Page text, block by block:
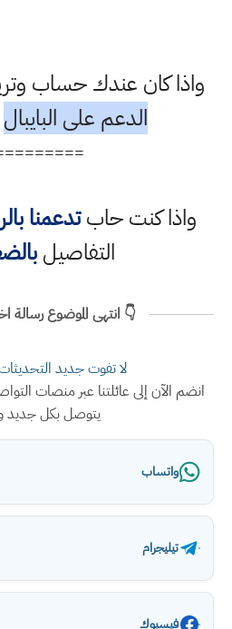
واذا كان عندك حساب
الدعم على البايبال
واذا كنت حابتدعمنا
التفاصيل
👇 انتهى الموضوع رسالة
لا تفوت جديد
انضم الآن إلى عائلتنا عبر منصات
يتوصل بكل
واتساب
تيليجرام
فيسبوك